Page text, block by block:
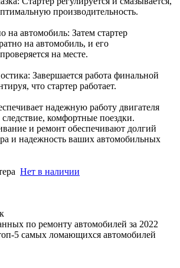
производительность.
на автомобиль: Затем стартер
на автомобиль, и его
на месте.
Завершается работа финальной
что стартер работает.
надежную работу двигателя
комфортные поездки.
и ремонт обеспечивают долгий
и надежность ваших автомобильных
Нет в наличии
по ремонту автомобилей за 2022
5 самых ломающихся автомобилей